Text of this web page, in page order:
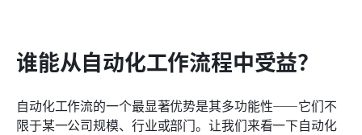
谁能从自动化工作流程中受益？
自动化工作流的一个最显著优势是其多功能性——它们不
限于某一公司规模、行业或部门。让我们来看一下自动化